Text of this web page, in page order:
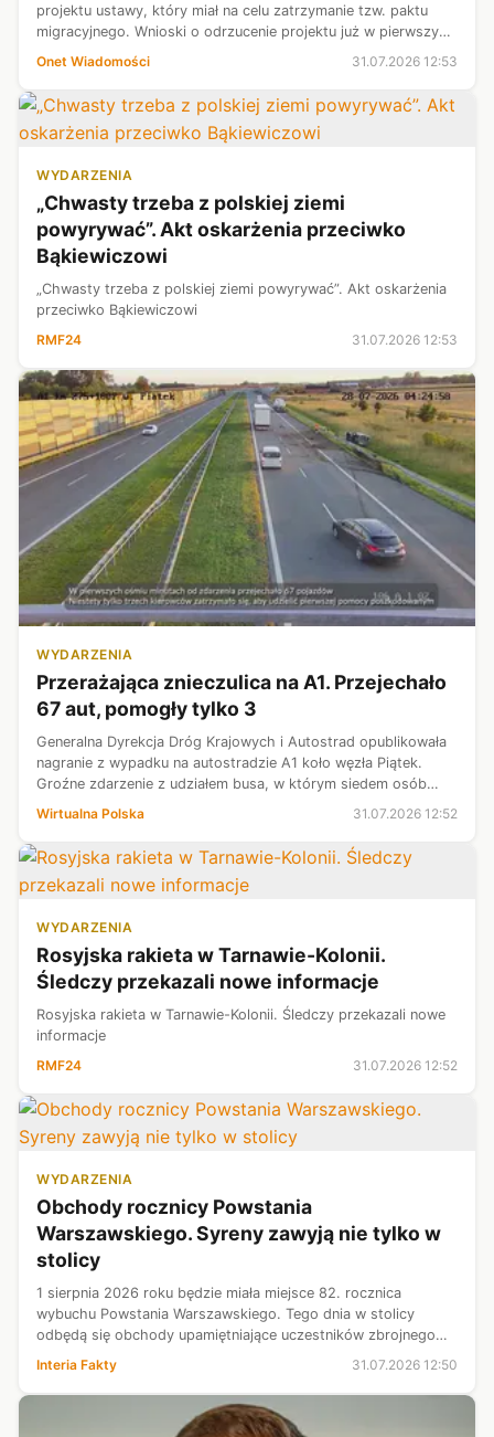
projektu ustawy, który miał na celu zatrzymanie tzw. paktu
migracyjnego. Wnioski o odrzucenie projektu już w pierwszym
czytaniu złożyły kluby parlamentarne Koalicji Obywatelskiej,
Onet Wiadomości 31.07.2026 12:53
WYDARZENIA
„Chwasty trzeba z polskiej ziemi
powyrywać”. Akt oskarżenia przeciwko
Bąkiewiczowi
„Chwasty trzeba z polskiej ziemi powyrywać”. Akt oskarżenia
przeciwko Bąkiewiczowi
RMF24
31.07.2026 12:53
WYDARZENIA
Przerażająca znieczulica na A1. Przejechało
67 aut, pomogły tylko 3
Generalna Dyrekcja Dróg Krajowych i Autostrad opublikowała
nagranie z wypadku na autostradzie A1 koło węzła Piątek.
Groźne zdarzenie z udziałem busa, w którym siedem osób
zostało rannych, zignorowały dziesiątki przejeżdżających
Wirtualna Polska 31.07.2026 12:52
WYDARZENIA
Rosyjska rakieta w Tarnawie-Kolonii.
Śledczy przekazali nowe informacje
Rosyjska rakieta w Tarnawie-Kolonii. Śledczy przekazali nowe
informacje
RMF24
31.07.2026 12:52
WYDARZENIA
Obchody rocznicy Powstania
Warszawskiego. Syreny zawyją nie tylko w
stolicy
1 sierpnia 2026 roku będzie miała miejsce 82. rocznica
wybuchu Powstania Warszawskiego. Tego dnia w stolicy
odbędą się obchody upamiętniające uczestników zbrojnego
wystąpienia przeciwko niemieckiemu okupantowi. W
Warszawie oraz innych polskich miasta...
Interia Fakty 31.07.2026 12:50